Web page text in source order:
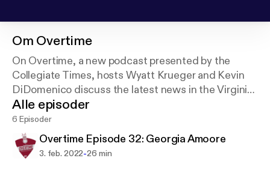
Om Overtime
On Overtime, a new podcast presented by the
Collegiate Times, hosts Wyatt Krueger and Kevin
DiDomenico discuss the latest news in the Virginia
Tech sports world. Tune in every other week for new
episodes.
Alle episoder
6 Episoder
Overtime Episode 32: Georgia Amoore
3. feb. 2022-26 min